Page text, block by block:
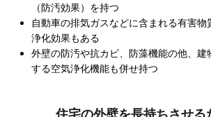
（防汚効果）を持つ
自動車の排気ガスなどに含まれる有害
浄化効果もある
外壁の防汚や抗カビ、防藻機能の他、建
する空気浄化機能も併せ持つ